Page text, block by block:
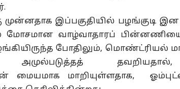
.
இப்பகுதியில் பழங்குடி இன
வாழ்வாதாரப் பின்னணியைச்
போதிலும், மொண்ட்ரியல்
அமுல்படுத்தத் தவறியதால்,
மையமாக மாறியுள்ளதாக,